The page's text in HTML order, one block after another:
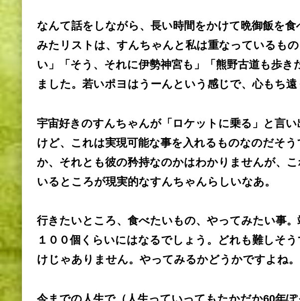
なんて話をしながら、長い時間をかけて晩御飯を
みたリストは、すんちゃんと私は重なっているも
い」「そう、それに伊勢神宮も」「熊野古道も歩き
ました。若いポヨはうーんという感じで、心もち遠
宇宙好きのすんちゃんが「ロケットに乗る」と言
けど、これは実現可能な事を入れるものなのだそ
か、それとも彼の矜持なのかはわかりませんが、
いるところが現実的なすんちゃんらしいなあ。
行きたいところ、食べたいもの、やってみたい事
１００個くらいにはなるでしょう。どれも難しそ
けじゃありません。やってみるかどうかですよね。